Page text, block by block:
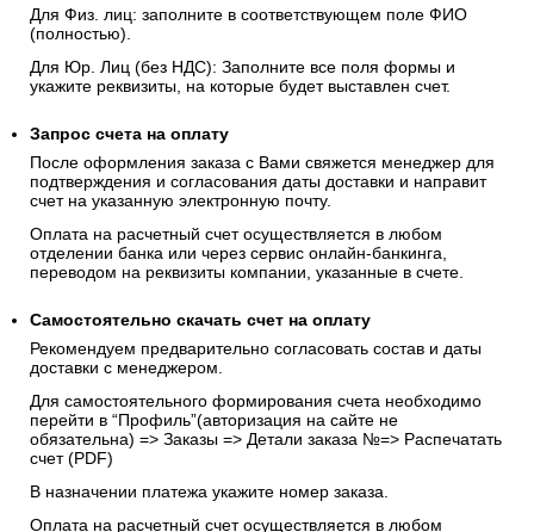
Для Физ. лиц: заполните в соответствующем поле ФИО
(полностью).
Для Юр. Лиц (без НДС): Заполните все поля формы и
укажите реквизиты, на которые будет выставлен счет.
Запрос счета на оплату
После оформления заказа с Вами свяжется менеджер для
подтверждения и согласования даты доставки и направит
счет на указанную электронную почту.
Оплата на расчетный счет осуществляется в любом
отделении банка или через сервис онлайн-банкинга,
переводом на реквизиты компании, указанные в счете.
Самостоятельно скачать счет на оплату
Рекомендуем предварительно согласовать состав и даты
доставки с менеджером.
Для самостоятельного формирования счета необходимо
перейти в “Профиль”(авторизация на сайте не
обязательна) => Заказы => Детали заказа №=> Распечатать
счет (PDF)
В назначении платежа укажите номер заказа.
Оплата на расчетный счет осуществляется в любом